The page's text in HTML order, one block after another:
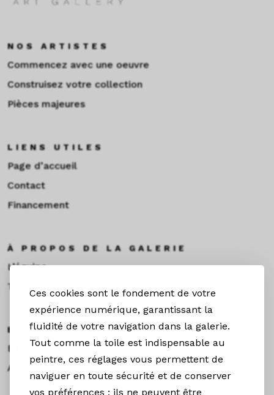
Ces cookies sont le fondement de votre
expérience numérique, garantissant la
fluidité de votre navigation dans la galerie.
Tout comme la toile est indispensable au
peintre, ces réglages vous permettent de
naviguer en toute sécurité et de conserver
vos préférences ; ils ne peuvent être
NOS ARTISTES
Commencez avec une oeuvre
Construisez votre collection
Pièces majeures
LIENS UTILES
Page d’accueil
Contact
Financement
À PROPOS DE LA GALERIE
L’équipe
Toulouse
EXPOS & ACTUS
Expositions
Actualités